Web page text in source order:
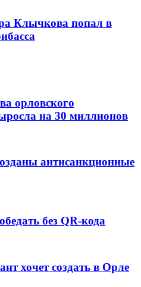
Клычкова попал в
орловского
на 30 миллионов
антисанкционные
без QR-кода
хочет создать в Орле